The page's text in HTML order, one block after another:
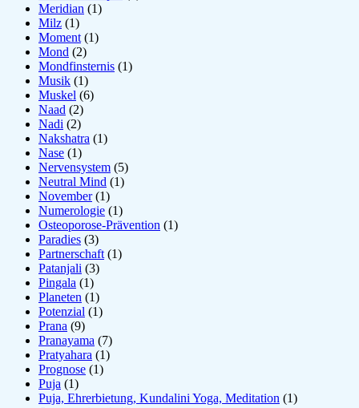
Meridian (1)
Milz (1)
Moment (1)
Mond (2)
Mondfinsternis (1)
Musik (1)
Muskel (6)
Naad (2)
Nadi (2)
Nakshatra (1)
Nase (1)
Nervensystem (5)
Neutral Mind (1)
November(1)
Numerologie (1)
Osteoporose-Prävention (1)
Paradies (3)
Partnerschaft (1)
Patanjali (3)
Pingala (1)
Planeten (1)
Potenzial (1)
Prana (9)
Pranayama (7)
Pratyahara (1)
Prognose (1)
Puja (1)
Puja, Ehrerbietung, Kundalini Yoga, Meditation (1)